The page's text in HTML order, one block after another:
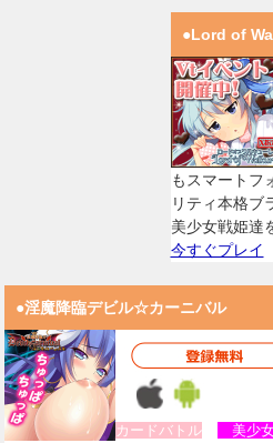
●Lord of
もスマートフ
リティ本格ブ
美少女戦姫達
今すぐプレイ
●淫魔降臨デビル☆カーニバル
カードバトル 美少